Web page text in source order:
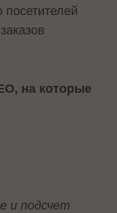
на которые
и подсчет